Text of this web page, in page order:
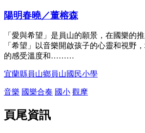
陽明春曉／董榕森
「愛與希望」是員山的願景，在國樂的
「希望」以音樂開啟孩子的心靈和視野
的感受溫度和………
宜蘭縣員山鄉員山國民小學
音樂 國樂合奏 國小 觀摩
頁尾資訊